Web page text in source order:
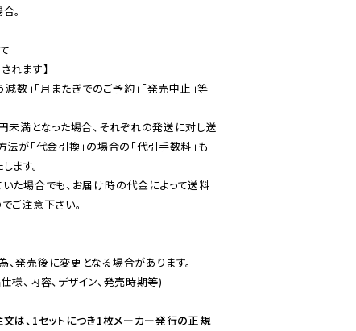
。
れます】
減数」「月またぎでのご予約」「発売中止」等
未満となった場合、それぞれの発送に対し送
が「代金引換」の場合の「代引手数料」も
た場合でも、お届け時の代金によって送料
ご注意下さい。
発売後に変更となる場合があります。
、内容、デザイン、発売時期等)
は、1セットにつき1枚メーカー発行の正規